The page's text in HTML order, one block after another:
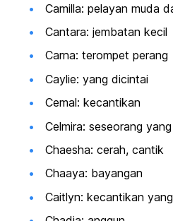
Camilla: pelayan muda
Cantara: jembatan kecil
Carna: terompet perang
Caylie: yang dicintai
Cemal: kecantikan
Celmira: seseorang
Chaesha: cerah, cantik
Chaaya: bayangan
Caitlyn: kecantikan